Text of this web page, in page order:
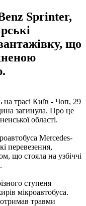
Sprinter,
що
на трасі Київ - Чоп, 29
загинула. Про це
області.
Mercedes-
перевезення,
що стояла на узбіччі
ступеня
мікроавтобуса.
травми